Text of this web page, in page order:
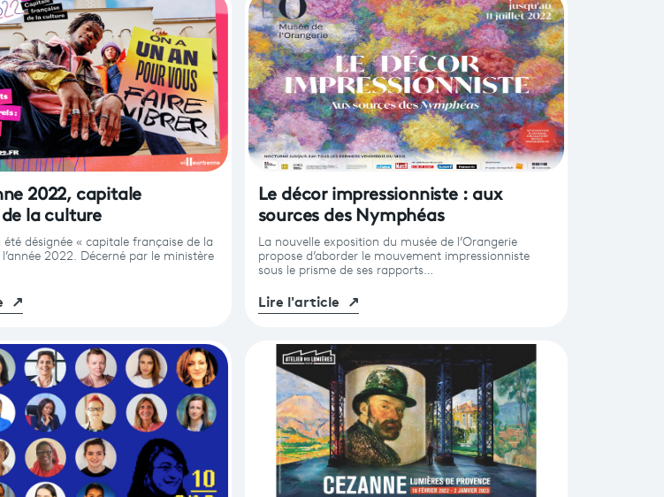
2022, capitale
la culture
désignée « capitale française de la
2022. Décerné par le ministère
↗
Le décor impressionniste : aux
sources des Nymphéas
La nouvelle exposition du musée de l’Orangerie
propose d’aborder le mouvement impressionniste
sous le prisme de ses rapports…
Lire l'article ↗